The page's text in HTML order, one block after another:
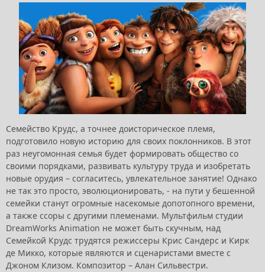
Семейство Крудс, а точнее доисторическое племя,
подготовило новую историю для своих поклонников. В этот
раз неугомонная семья будет формировать общество со
своими порядками, развивать культуру труда и изобретать
новые орудия – согласитесь, увлекательное занятие! Однако
не так это просто, эволюционировать, - на пути у бешенной
семейки станут огромные насекомые допотопного времени,
а также ссоры с другими племенами. Мультфильм студии
DreamWorks Animation не может быть скучным, над
Семейкой Крудс трудятся режиссеры Крис Сандерс и Кирк
де Микко, которые являются и сценаристами вместе с
Джоном Клизом. Композитор – Алан Сильвестри.